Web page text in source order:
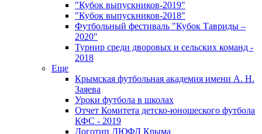
"Кубок выпускников-2019"
"Кубок выпускников-2018"
Футбольный фестиваль "Кубок Тавриды –
2020"
Турнир среди дворовых и сельских команд -
2018
Еще
Крымская футбольная академия имени А. Н.
Заяева
Уроки футбола в школах
Отчет Комитета детско-юношеского футбола
КФС - 2019
Логотип ДЮФЛ Крыма